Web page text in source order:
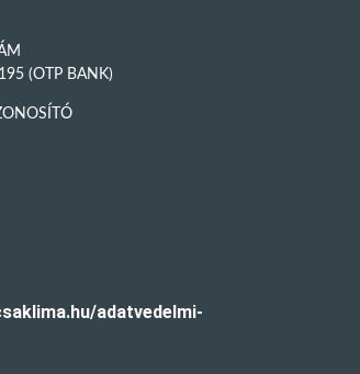
(OTP BANK)
adatvedelmi-